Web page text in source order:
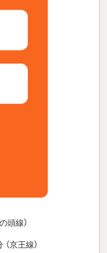
頭線）
（京王線）